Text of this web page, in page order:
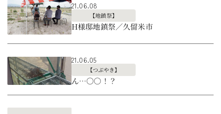
21.06.08
【地鎮祭】
H様邸地鎮祭／久留米市
21.06.05
【つぶやき】
ん…〇〇！？